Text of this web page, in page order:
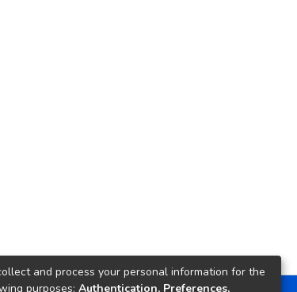
and process your personal information for the
purposes: Authentication, Preferences,